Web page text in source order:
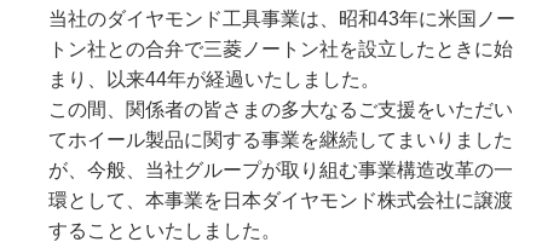
当社のダイヤモンド工具事業は、昭和43年に米国ノー
トン社との合弁で三菱ノートン社を設立したときに始
まり、以来44年が経過いたしました。
この間、関係者の皆さまの多大なるご支援をいただい
てホイール製品に関する事業を継続してまいりました
が、今般、当社グループが取り組む事業構造改革の一
環として、本事業を日本ダイヤモンド株式会社に譲渡
することといたしました。